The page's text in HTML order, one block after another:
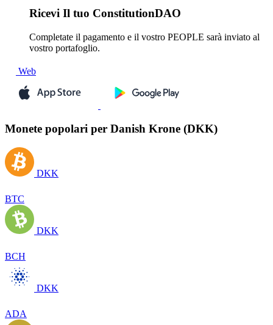
Ricevi Il tuo ConstitutionDAO
Completate il pagamento e il vostro PEOPLE sarà inviato al
vostro portafoglio.
Web
Monete popolari per Danish Krone (DKK)
DKK
BTC
DKK
BCH
DKK
ADA